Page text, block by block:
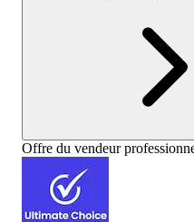
Offre du vendeur